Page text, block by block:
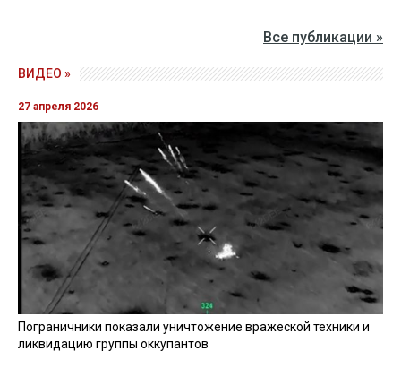
Все публикации »
ВИДЕО »
27 апреля 2026
Пограничники показали уничтожение вражеской техники и
ликвидацию группы оккупантов